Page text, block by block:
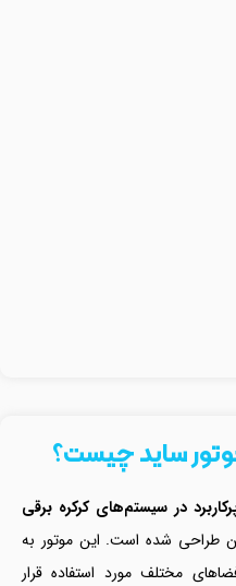
ساید چیست؟
در سیستم‌های کرکره برقی
طراحی شده است. این موتور به
مختلف مورد استفاده قرار